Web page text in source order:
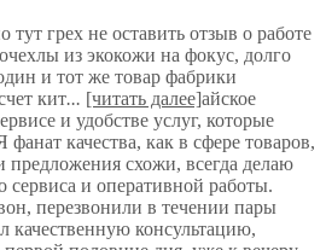
тут грех не оставить отзыв о работе
из экокожи на фокус, долго
и тот же товар фабрики
кит... [читать далее]айское
и удобстве услуг, которые
качества, как в сфере товаров,
предложения схожи, всегда делаю
сервиса и оперативной работы.
перезвонили в течении пары
консультацию,